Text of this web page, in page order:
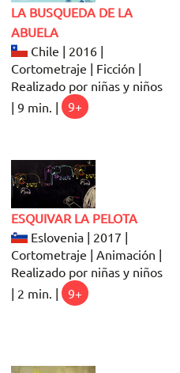
LA BUSQUEDA DE LA
ABUELA
Chile | 2016 |
Cortometraje | Ficción |
Realizado por niñas y niños
| 9 min. |
9+
ESQUIVAR LA PELOTA
Eslovenia | 2017 |
Cortometraje | Animación |
Realizado por niñas y niños
| 2 min. |
9+